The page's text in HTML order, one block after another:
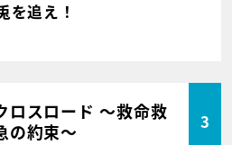
を追え！
ロスロード ～救命救
の約束～
3